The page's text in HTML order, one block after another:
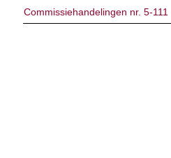
Commissiehandelingen nr. 5-111